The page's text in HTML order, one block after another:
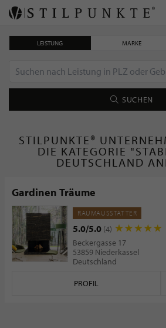
LEISTUNG MARKE
SUCHEN
STILPUNKTE®
DIE KATEGORIE
DEUTSCHLAND
Gardinen Träume
RAUMAUSSTATTER
5.0/5.0 (4)
Beckergasse 17
53859 Niederkassel
Deutschland
PROFIL